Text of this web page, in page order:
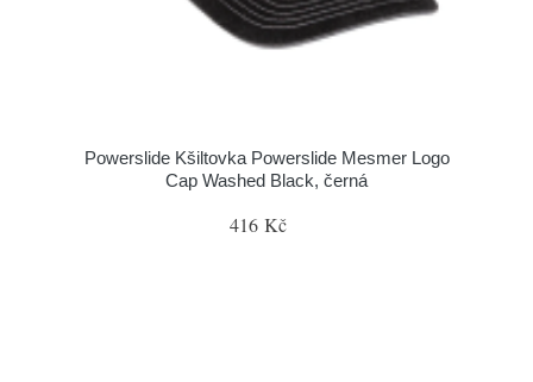
Powerslide Kšiltovka Powerslide Mesmer Logo
Cap Washed Black, černá
416 Kč